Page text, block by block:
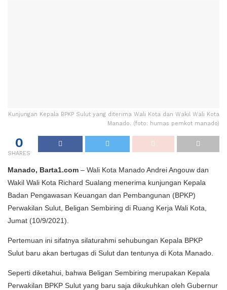
Kunjungan Kepala BPKP Sulut yang diterima Wali Kota dan Wakil Wali Kota
Manado. (foto: humas pemkot manado)
0
SHARES
Manado, Barta1.com – Wali Kota Manado Andrei Angouw dan
Wakil Wali Kota Richard Sualang menerima kunjungan Kepala
Badan Pengawasan Keuangan dan Pembangunan (BPKP)
Perwakilan Sulut, Beligan Sembiring di Ruang Kerja Wali Kota,
Jumat (10/9/2021).
Pertemuan ini sifatnya silaturahmi sehubungan Kepala BPKP
Sulut baru akan bertugas di Sulut dan tentunya di Kota Manado.
Seperti diketahui, bahwa Beligan Sembiring merupakan Kepala
Perwakilan BPKP Sulut yang baru saja dikukuhkan oleh Gubernur